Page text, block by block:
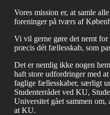
Vores mission er, at samle
foreninger på tværs af
Vi vil gerne gøre det nemt
præcis dét fællesskab, som
Det er nemlig ikke nogen
haft store udfordringer med
faglige fællesskaber, særligt
Studenterrådet ved KU,
Universitet gået sammen
at KU.